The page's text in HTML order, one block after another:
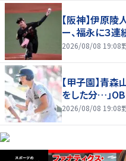
【阪神】伊原
ー、福永に３
2026/08/08 19:08
【甲子園】青
をした分…」
2026/08/08 19:08